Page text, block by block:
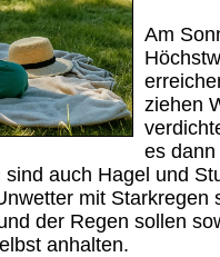
Am
ziehen
es
auch Hagel und
mit Starkregen
der Regen sollen
anhalten.